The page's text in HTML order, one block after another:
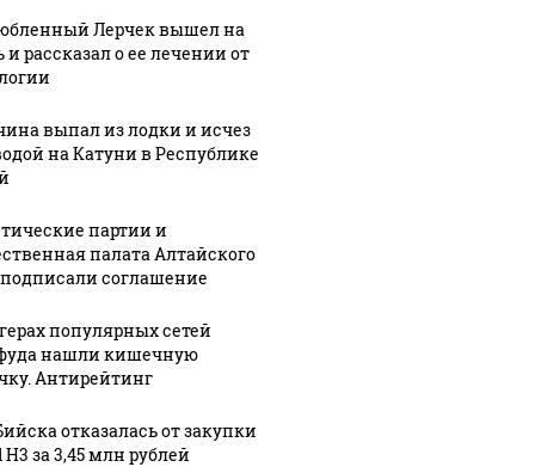
Лерчек вышел на
и рассказал о ее лечении от
выпал из лодки и исчез
на Катуни в Республике
партии и
палата Алтайского
соглашение
популярных сетей
нашли кишечную
Антирейтинг
отказалась от закупки
H3 за 3,45 млн рублей